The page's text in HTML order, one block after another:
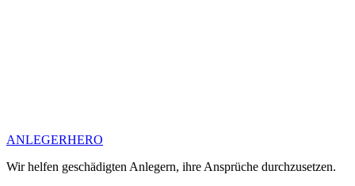
ANLEGERHERO
Wir helfen geschädigten Anlegern, ihre Ansprüche durchzusetzen.